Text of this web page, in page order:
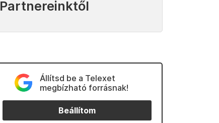
Partnereinktől
Állítsd be a Telexet
megbízható forrásnak!
Beállítom